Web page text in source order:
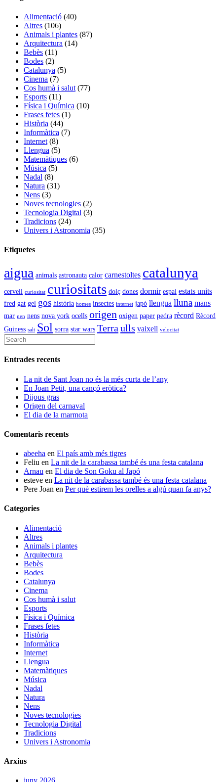
Alimentació (40)
Altres (106)
Animals i plantes (87)
Arquitectura (14)
Bebès (11)
Bodes (2)
Catalunya (5)
Cinema (7)
Cos humà i salut (77)
Esports (11)
Física i Química (10)
Frases fetes (1)
Història (44)
Informàtica (7)
Internet (8)
Llengua (5)
Matemàtiques (6)
Música (5)
Nadal (8)
Natura (31)
Nens (3)
Noves tecnologies (2)
Tecnologia Digital (3)
Tradicions (24)
Univers i Astronomia (35)
Etiquetes
aigua animals astronauta calor carnestoltes catalunya
cervell curiositat curiositats dolç dones dormir espai estats units
fred gat gel gos història homes insectes internet japó llengua lluna mans
mar nen nens nova york ocells origen oxigen paper pedra rècord Rècord
Guiness salt Sol sorra star wars Terra ulls vaixell velocitat
Entrades recents
La nit de Sant Joan no és la més curta de l’any
En Joan Petit, una cançó eròtica?
Dijous gras
Origen del carnaval
El dia de la marmota
Comentaris recents
abeeha en El país amb més tigres
Feliu en La nit de la carabassa també és una festa catalana
Arnau en El dia de Son Goku al Japó
esteve en La nit de la carabassa també és una festa catalana
Pere Joan en Per què estirem les orelles a algú quan fa anys?
Categories
Alimentació
Altres
Animals i plantes
Arquitectura
Bebès
Bodes
Catalunya
Cinema
Cos humà i salut
Esports
Física i Química
Frases fetes
Història
Informàtica
Internet
Llengua
Matemàtiques
Música
Nadal
Natura
Nens
Noves tecnologies
Tecnologia Digital
Tradicions
Univers i Astronomia
Arxius